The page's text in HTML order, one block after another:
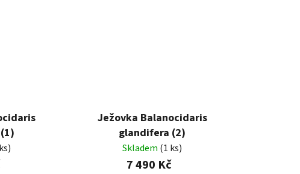
Ježovka Balanocidaris
glandifera (2)
Skladem (1 ks)
7 490 Kč